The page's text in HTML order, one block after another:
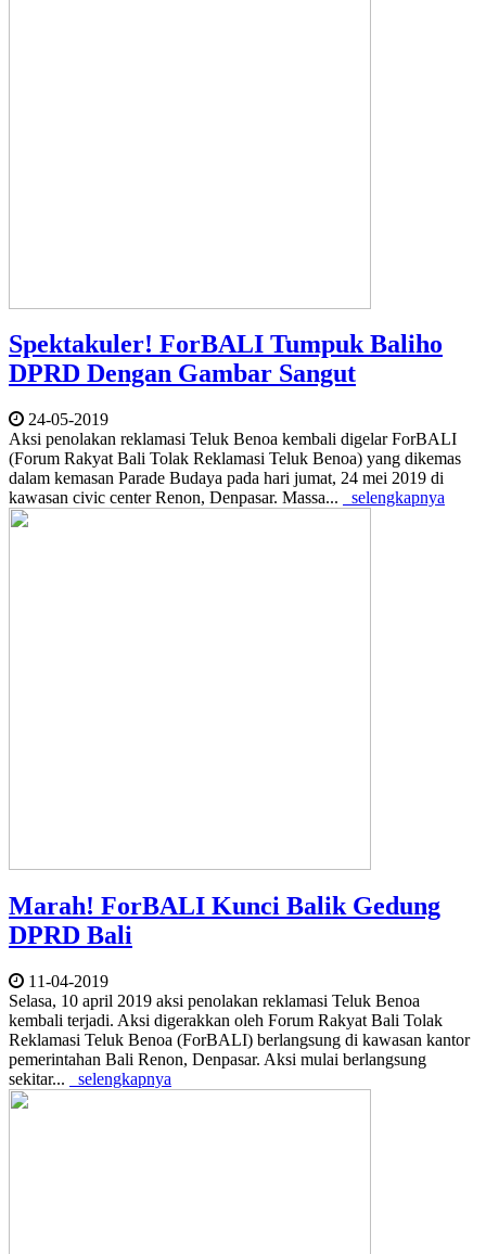
Spektakuler! ForBALI Tumpuk Baliho
DPRD Dengan Gambar Sangut
24-05-2019
Aksi penolakan reklamasi Teluk Benoa kembali digelar ForBALI
(Forum Rakyat Bali Tolak Reklamasi Teluk Benoa) yang dikemas
dalam kemasan Parade Budaya pada hari jumat, 24 mei 2019 di
kawasan civic center Renon, Denpasar. Massa...
selengkapnya
Marah! ForBALI Kunci Balik Gedung
DPRD Bali
11-04-2019
Selasa, 10 april 2019 aksi penolakan reklamasi Teluk Benoa
kembali terjadi. Aksi digerakkan oleh Forum Rakyat Bali Tolak
Reklamasi Teluk Benoa (ForBALI) berlangsung di kawasan kantor
pemerintahan Bali Renon, Denpasar. Aksi mulai berlangsung
sekitar...
selengkapnya